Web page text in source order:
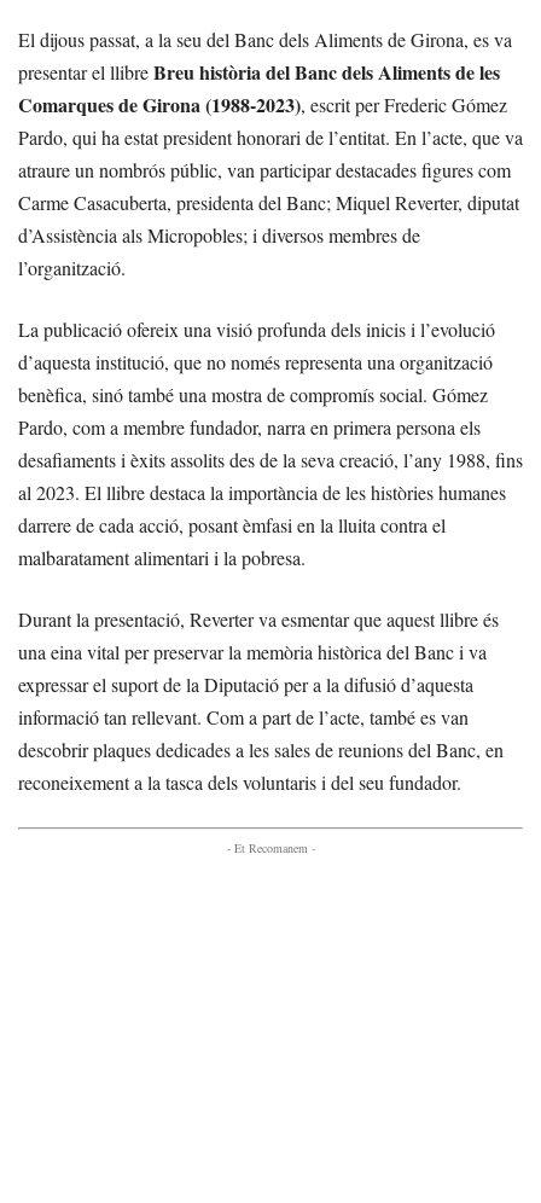
El dijous passat, a la seu del Banc dels Aliments de Girona, es va
presentar el llibreBreu història del Banc dels Aliments de les
Comarques de Girona (1988-2023), escrit per Frederic Gómez
Pardo, qui ha estat president honorari de l’entitat. En l’acte, que va
atraure un nombrós públic, van participar destacades figures com
Carme Casacuberta, presidenta del Banc; Miquel Reverter, diputat
d’Assistència als Micropobles; i diversos membres de
l’organització.
La publicació ofereix una visió profunda dels inicis i l’evolució
d’aquesta institució, que no només representa una organització
benèfica, sinó també una mostra de compromís social. Gómez
Pardo, com a membre fundador, narra en primera persona els
desafiaments i èxits assolits des de la seva creació, l’any 1988, fins
al 2023. El llibre destaca la importància de les històries humanes
darrere de cada acció, posant èmfasi en la lluita contra el
malbaratament alimentari i la pobresa.
Durant la presentació, Reverter va esmentar que aquest llibre és
una eina vital per preservar la memòria històrica del Banc i va
expressar el suport de la Diputació per a la difusió d’aquesta
informació tan rellevant. Com a part de l’acte, també es van
descobrir plaques dedicades a les sales de reunions del Banc, en
reconeixement a la tasca dels voluntaris i del seu fundador.
- Et Recomanem -